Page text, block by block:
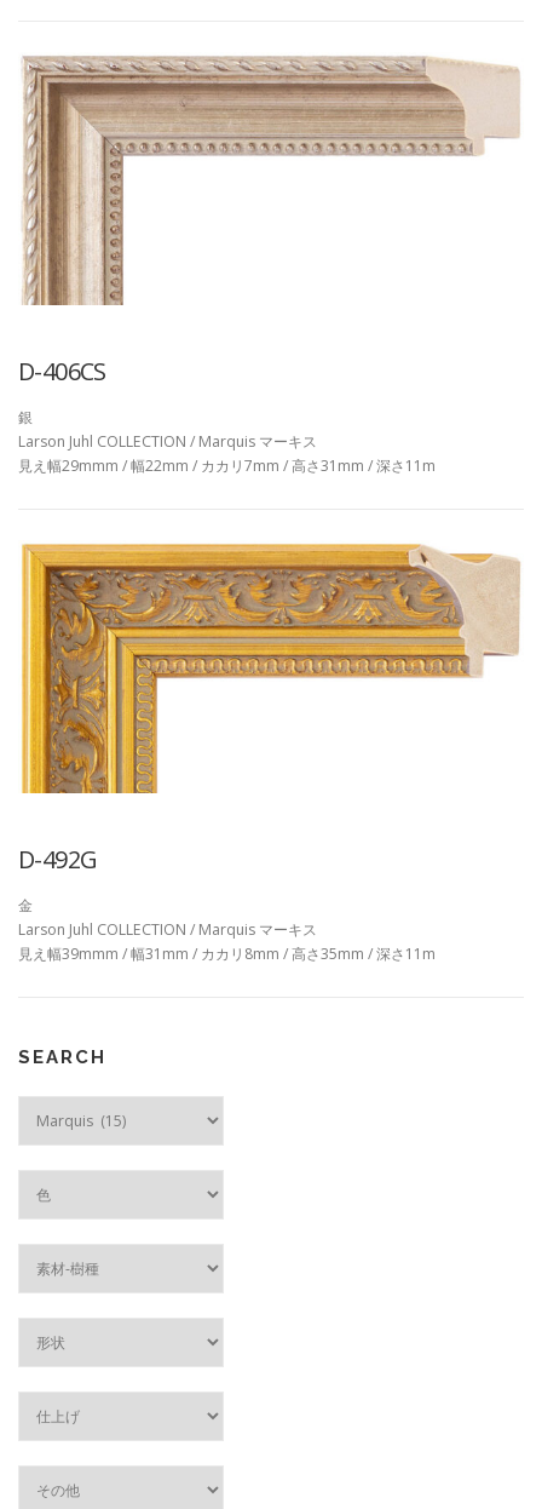
D-406CS
銀
Larson Juhl COLLECTION / Marquis マーキス
見え幅29mmm / 幅22mm / カカリ7mm / 高さ31mm / 深さ11m
D-492G
金
Larson Juhl COLLECTION / Marquis マーキス
見え幅39mmm / 幅31mm / カカリ8mm / 高さ35mm / 深さ11m
SEARCH